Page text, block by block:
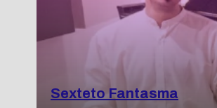
Sexteto Fantasma